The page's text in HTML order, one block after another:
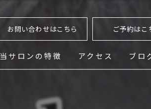
お問い合わせはこちら ご予約はこ
当サロンの特徴 アクセス ブロ